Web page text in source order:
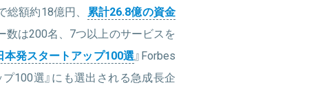
額約18億円、 累計26.8億の資金
は200名、7つ以上のサービスを
本発スタートアップ100選』Forbes
100選』にも選出される急成長企